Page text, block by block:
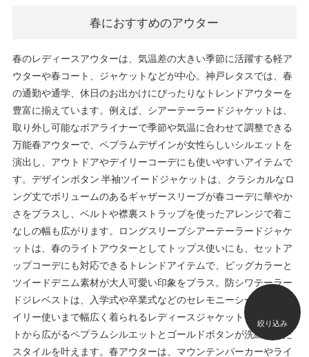
春におすすめのアウター
春のレディースアウターは、気温差の大きい季節に活躍する軽ア
ウターや春コート、ジャケットなどが中心。神戸レタスでは、春
の通勤や通学、休日のお出かけにぴったりなトレンドアウターを
豊富に揃えています。例えば、シアーテーラードジャケットは、
取り外し可能なボアライナーで季節や気温に合わせて調整できる
万能春アウターで、ペプラムデザインが女性らしいシルエットを
演出し、アウトドアやデイリーコーデにも使いやすいアイテムで
す。デザインボタン 半袖ツイードジャケットは、クラシカルなロ
ング丈でボリュームのあるギャザースリーブが春コーデに華やか
さをプラスし、ベルトや襟裏ストラップを使ったアレンジで着こ
なしの幅も広がります。ロングスリーブシアーテーラードジャケ
ットは、春のライトアウターとしてトップス使いにも、セットア
ップコーデにも対応できるトレンドアイテムで、ビッグカラーと
ツイードデニム素材が大人可愛い印象をプラス。防シワテーラー
ドジレベストは、入学式や卒業式などのセレモニーシーンからデ
イリー使いまで幅広く着られるレディースジャケットで、ウエス
トから広がるペプラムシルエットとゴールドボタンが洗練された
スタイルを叶えます。春アウターは、マウンテンパーカーやライ
絞り込み